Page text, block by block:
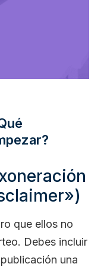
que ellos no
Debes incluir
una